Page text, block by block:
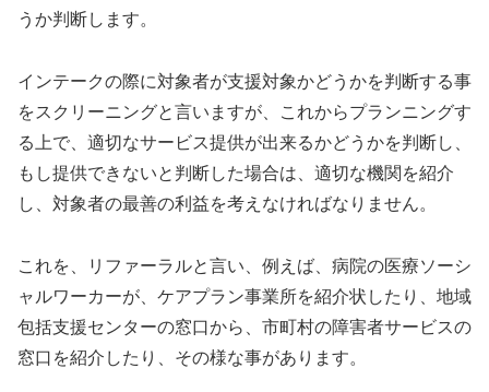
うか判断します。
インテークの際に対象者が支援対象かどうかを判断する事
をスクリーニングと言いますが、これからプランニングす
る上で、適切なサービス提供が出来るかどうかを判断し、
もし提供できないと判断した場合は、適切な機関を紹介
し、対象者の最善の利益を考えなければなりません。
これを、リファーラルと言い、例えば、病院の医療ソーシ
ャルワーカーが、ケアプラン事業所を紹介状したり、地域
包括支援センターの窓口から、市町村の障害者サービスの
窓口を紹介したり、その様な事があります。